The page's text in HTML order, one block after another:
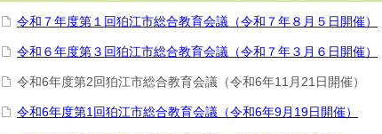
令和７年度第１回狛江市総合教育会議（令和７年８月５日開催）
令和６年度第３回狛江市総合教育会議（令和７年３月６日開催）
令和6年度第2回狛江市総合教育会議（令和6年11月21日開催）
令和6年度第1回狛江市総合教育会議（令和6年9月19日開催）